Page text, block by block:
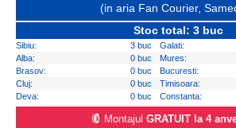
(in aria Fan Courier,
Stoc total: 3 buc
Sibiu: 3 buc Galati:
Alba:
0 buc Mures:
Brasov:
0 buc Bucuresti:
Cluj:
0 buc Timisoara:
Deva:
0 buc Constanta:
Montajul GRATUIT la 4